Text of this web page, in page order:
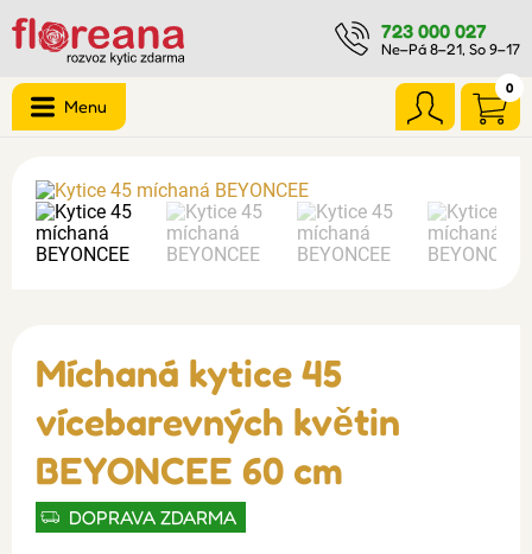
723 000 027
Ne–Pá 8–21, So 9–17
0
Menu
Míchaná kytice 45
vícebarevných květin
BEYONCEE 60 cm
DOPRAVA ZDARMA